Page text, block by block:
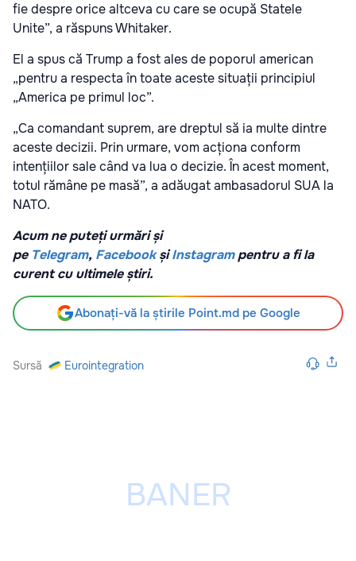
fie despre orice altceva cu care se ocupă Statele
Unite”, a răspuns Whitaker.
El a spus că Trump a fost ales de poporul american
„pentru a respecta în toate aceste situații principiul
„America pe primul loc”.
„Ca comandant suprem, are dreptul să ia multe dintre
aceste decizii. Prin urmare, vom acționa conform
intențiilor sale când va lua o decizie. În acest moment,
totul rămâne pe masă”, a adăugat ambasadorul SUA la
NATO.
Acum ne puteți urmări și
pe Telegram, Facebook șiInstagrampentru a fi la
curent cu ultimele știri.
Abonați-vă la știrile Point.md pe Google
Sursă Eurointegration